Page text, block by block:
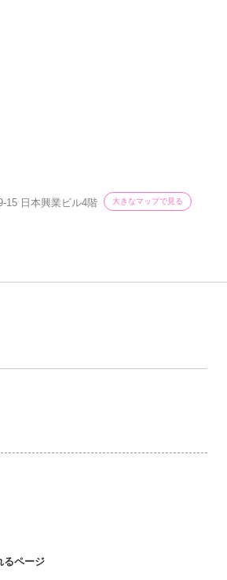
15 日本興業ビル4階 大きなマップで見る
るページ